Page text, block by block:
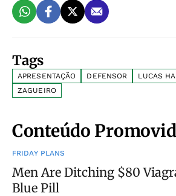
Tags
APRESENTAÇÃO DEFENSOR LUCAS
ZAGUEIRO